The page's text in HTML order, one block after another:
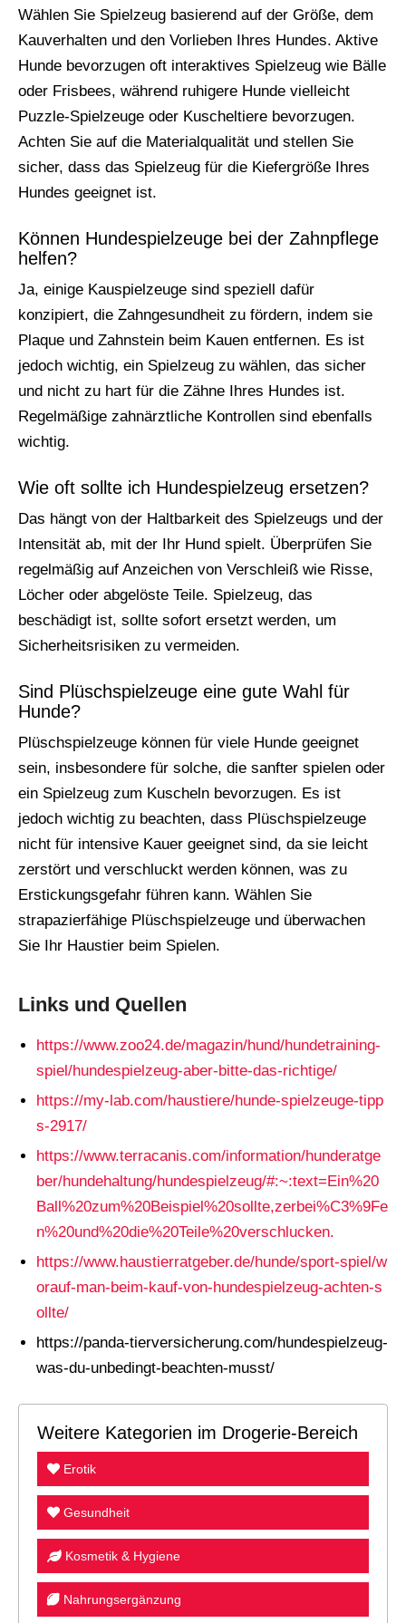
Wählen Sie Spielzeug basierend auf der Größe, dem
Kauverhalten und den Vorlieben Ihres Hundes. Aktive
Hunde bevorzugen oft interaktives Spielzeug wie Bälle
oder Frisbees, während ruhigere Hunde vielleicht
Puzzle-Spielzeuge oder Kuscheltiere bevorzugen.
Achten Sie auf die Materialqualität und stellen Sie
sicher, dass das Spielzeug für die Kiefergröße Ihres
Hundes geeignet ist.
Können Hundespielzeuge bei der Zahnpflege
helfen?
Ja, einige Kauspielzeuge sind speziell dafür
konzipiert, die Zahngesundheit zu fördern, indem sie
Plaque und Zahnstein beim Kauen entfernen. Es ist
jedoch wichtig, ein Spielzeug zu wählen, das sicher
und nicht zu hart für die Zähne Ihres Hundes ist.
Regelmäßige zahnärztliche Kontrollen sind ebenfalls
wichtig.
Wie oft sollte ich Hundespielzeug ersetzen?
Das hängt von der Haltbarkeit des Spielzeugs und der
Intensität ab, mit der Ihr Hund spielt. Überprüfen Sie
regelmäßig auf Anzeichen von Verschleiß wie Risse,
Löcher oder abgelöste Teile. Spielzeug, das
beschädigt ist, sollte sofort ersetzt werden, um
Sicherheitsrisiken zu vermeiden.
Sind Plüschspielzeuge eine gute Wahl für
Hunde?
Plüschspielzeuge können für viele Hunde geeignet
sein, insbesondere für solche, die sanfter spielen oder
ein Spielzeug zum Kuscheln bevorzugen. Es ist
jedoch wichtig zu beachten, dass Plüschspielzeuge
nicht für intensive Kauer geeignet sind, da sie leicht
zerstört und verschluckt werden können, was zu
Erstickungsgefahr führen kann. Wählen Sie
strapazierfähige Plüschspielzeuge und überwachen
Sie Ihr Haustier beim Spielen.
Links und Quellen
https://www.zoo24.de/magazin/hund/hundetraining-
spiel/hundespielzeug-aber-bitte-das-richtige/
https://my-lab.com/haustiere/hunde-spielzeuge-tipp
s-2917/
https://www.terracanis.com/information/hunderatge
ber/hundehaltung/hundespielzeug/#:~:text=Ein%20
Ball%20zum%20Beispiel%20sollte,zerbei%C3%9Fe
n%20und%20die%20Teile%20verschlucken.
https://www.haustierratgeber.de/hunde/sport-spiel/w
orauf-man-beim-kauf-von-hundespielzeug-achten-s
ollte/
https://panda-tierversicherung.com/hundespielzeug-
was-du-unbedingt-beachten-musst/
Weitere Kategorien im Drogerie-Bereich
Erotik
Gesundheit
Kosmetik & Hygiene
Nahrungsergänzung